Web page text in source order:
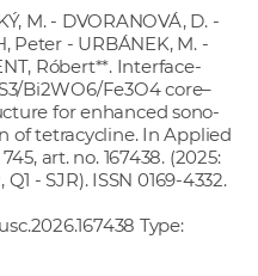
M. - DVORANOVÁ, D. -
Peter - URBÁNEK, M. -
Róbert**. Interface-
Bi2WO6/Fe3O4 core–
for enhanced sono-
of tetracycline. In Applied
art. no. 167438. (2025:
Q1 - SJR). ISSN 0169-4332.
Type: